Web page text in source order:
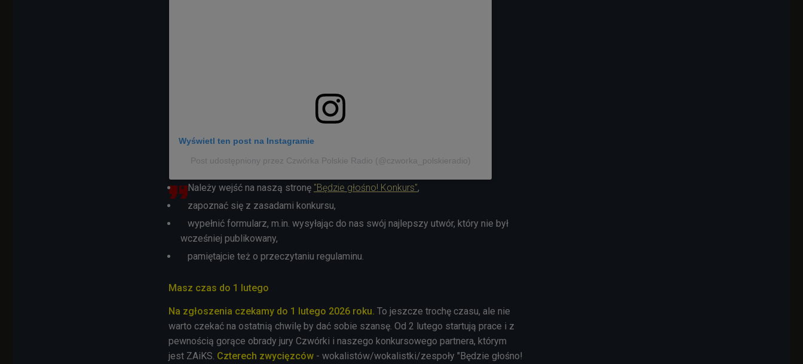
Wyświetl ten post na Instagramie
Post udostępniony przez Czwórka Polskie Radio (@czworka_polskieradio)
Należy wejść na naszą stronę "Będzie głośno! Konkurs",
zapoznać się z zasadami konkursu,
wypełnić formularz, m.in. wysyłając do nas swój najlepszy utwór, który nie był
wcześniej publikowany,
pamiętajcie też o przeczytaniu regulaminu.
Masz czas do 1 lutego
Na zgłoszenia czekamy do 1 lutego 2026 roku. To jeszcze trochę czasu, ale nie
warto czekać na ostatnią chwilę by dać sobie szansę. Od 2 lutego startują prace i z
pewnością gorące obrady jury Czwórki i naszego konkursowego partnera, którym
jest ZAiKS. Czterech zwycięzców - wokalistów/wokalistki/zespoły "Będzie głośno!